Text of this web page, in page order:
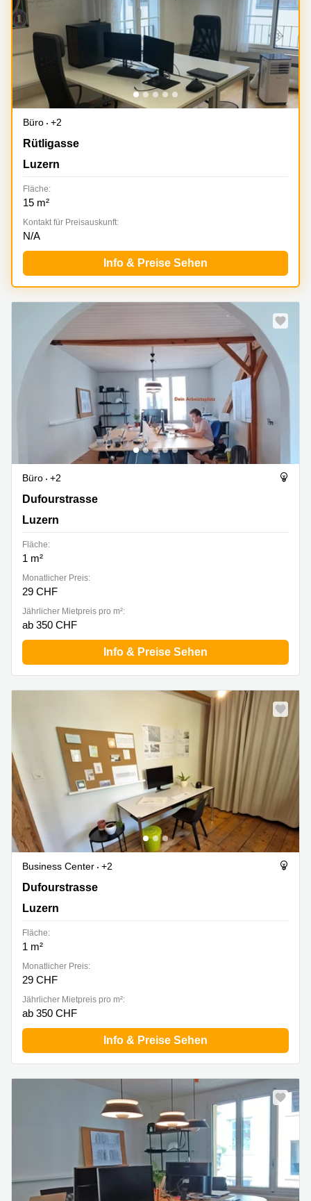
Büro
+2
Rütligasse 2, Luzern
Rütligasse
Luzern
Fläche:
15 m²
Kontakt für Preisauskunft:
N/A
Info & Preise Sehen
Büro
+2
Dufourstrasse 20A, Luzern
Dufourstrasse
Luzern
Fläche:
1 m²
Monatlicher Preis:
29 CHF
Jährlicher Mietpreis pro m²:
ab 350 CHF
Info & Preise Sehen
Business Center
+2
Dufourstrasse 20A, Luzern
Dufourstrasse
Luzern
Fläche:
1 m²
Monatlicher Preis:
29 CHF
Jährlicher Mietpreis pro m²:
ab 350 CHF
Info & Preise Sehen